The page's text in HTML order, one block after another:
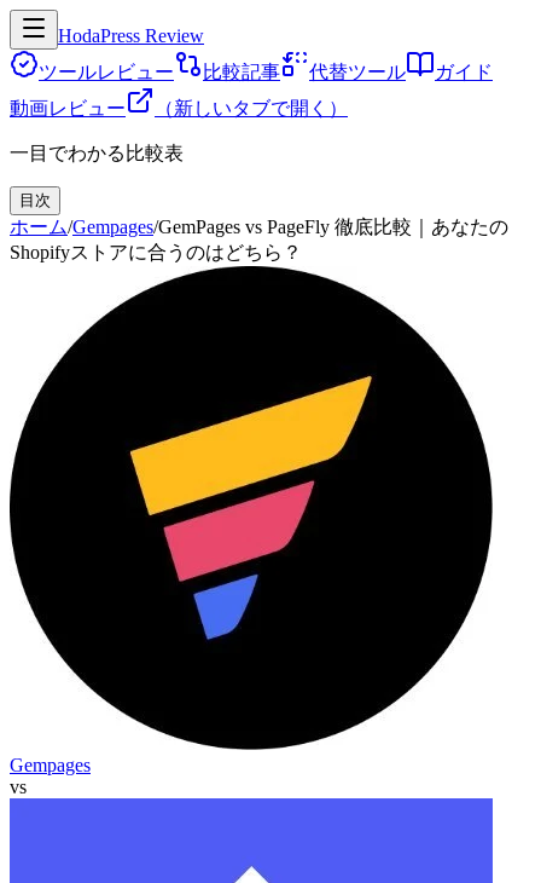
HodaPress Review
ツールレビュー
比較記事 代替ツール
ガイド
動画レビュー
（新しいタブで開く）
一目でわかる比較表
目次
ホーム/Gempages/GemPages vs PageFly 徹底比較｜あなたの
Shopifyストアに合うのはどちら？
Gempages
vs